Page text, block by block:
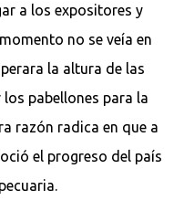
a los expositores y
no se veía en
la altura de las
pabellones para la
razón radica en que a
el progreso del país